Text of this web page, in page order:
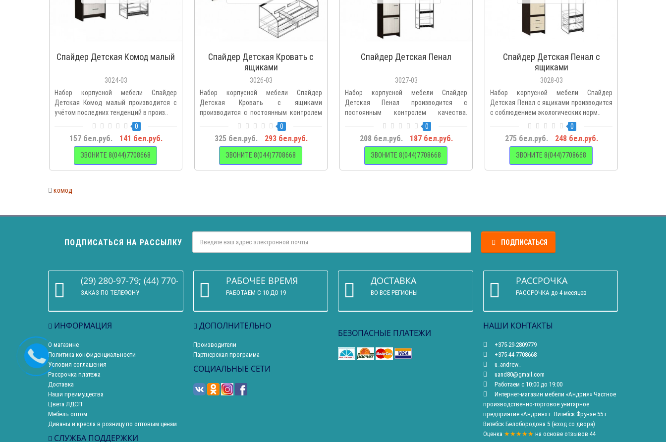
Спайдер Детская Комод малый
3024-03
Набор корпусной мебели Спайдер
Детская Комод малый производится с
учётом последних тенденций в произ..
0
157 бел.руб. 141 бел.руб.
ЗВОНИТЕ 8(044)7708668
Спайдер Детская Кровать с
ящиками
3026-03
Набор корпусной мебели Спайдер
Детская Кровать с ящиками
производится с постоянным контролем
0
325 бел.руб. 293 бел.руб.
ЗВОНИТЕ 8(044)7708668
Спайдер Детская Пенал
3027-03
Набор корпусной мебели Спайдер
Детская Пенал производится с
постоянным контролем качества.
0
208 бел.руб. 187 бел.руб.
ЗВОНИТЕ 8(044)7708668
Спайдер Детская Пенал с
ящиками
3028-03
Набор корпусной мебели Спайдер
Детская Пенал с ящиками производится
с соблюдением экологических норм..
0
275 бел.руб. 248 бел.руб.
ЗВОНИТЕ 8(044)7708668
комод
ПОДПИСАТЬСЯ НА РАССЫЛКУ ПОДПИСАТЬСЯ
(29) 280-97-79; (44) 770-86-68
ЗАКАЗ ПО ТЕЛЕФОНУ
РАБОЧЕЕ ВРЕМЯ
РАБОТАЕМ С 10 ДО 19
ДОСТАВКА
ВО ВСЕ РЕГИОНЫ
РАССРОЧКА
РАССРОЧКА до 4 месяцев
ИНФОРМАЦИЯ
О магазине
Политика конфиденциальности
Условия соглашения
Рассрочка платежа
Доставка
Наши преимущества
Цвета ЛДСП
Мебель оптом
Диваны и кресла в розницу по оптовым ценам
СЛУЖБА ПОДДЕРЖКИ
ДОПОЛНИТЕЛЬНО
Производители
Партнерская программа
СОЦИАЛЬНЫЕ СЕТИ
БЕЗОПАСНЫЕ ПЛАТЕЖИ
НАШИ КОНТАКТЫ
+375-29-2809779
+375-44-7708668
u_andrew_
uand80@gmail.com
Работаем с 10:00 до 19:00
Интернет-магазин мебели «Андрия» Частное
производственно-торговое унитарное
предприятие «Андрия» г. Витебск Фрунзе 55 г.
Витебск Белобородова 5 (вход со двора)
Оценка ★★★★★ на основе отзывов 44